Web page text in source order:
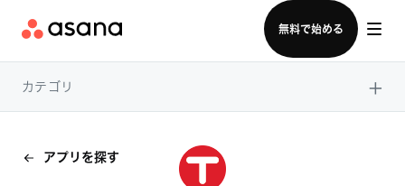
無料で始める
セールスチームに問い合わせる
カテゴリ ×
アプリを探す